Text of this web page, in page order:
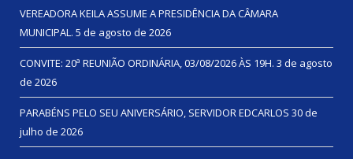
VEREADORA KEILA ASSUME A PRESIDÊNCIA DA CÂMARA
MUNICIPAL. 5 de agosto de 2026
CONVITE: 20ª REUNIÃO ORDINÁRIA, 03/08/2026 ÀS 19H. 3 de agosto
de 2026
PARABÉNS PELO SEU ANIVERSÁRIO, SERVIDOR EDCARLOS 30 de
julho de 2026